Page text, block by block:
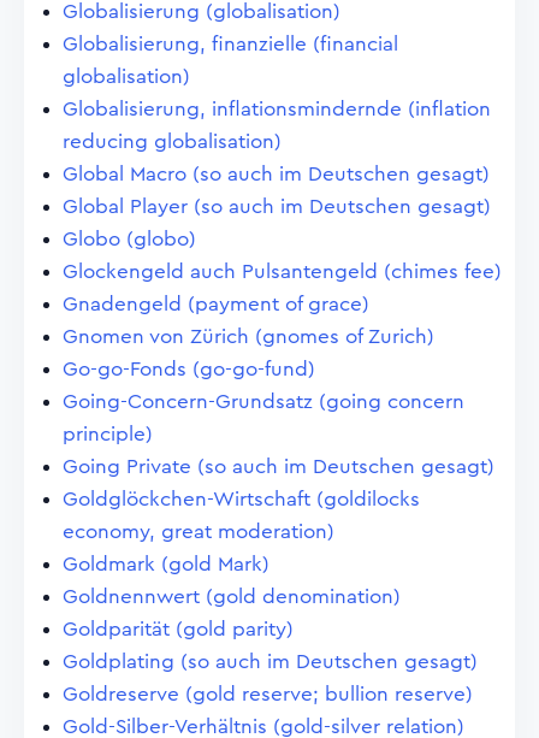
Globalisierung (globalisation)
Globalisierung, finanzielle (financial
globalisation)
Globalisierung, inflationsmindernde (inflation
reducing globalisation)
Global Macro (so auch im Deutschen gesagt)
Global Player (so auch im Deutschen gesagt)
Globo (globo)
Glockengeld auch Pulsantengeld (chimes fee)
Gnadengeld (payment of grace)
Gnomen von Zürich (gnomes of Zurich)
Go-go-Fonds (go-go-fund)
Going-Concern-Grundsatz (going concern
principle)
Going Private (so auch im Deutschen gesagt)
Goldglöckchen-Wirtschaft (goldilocks
economy, great moderation)
Goldmark (gold Mark)
Goldnennwert (gold denomination)
Goldparität (gold parity)
Goldplating (so auch im Deutschen gesagt)
Goldreserve (gold reserve; bullion reserve)
Gold-Silber-Verhältnis (gold-silver relation)